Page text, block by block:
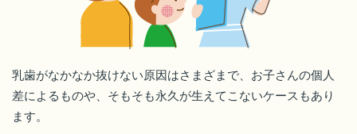
乳歯がなかなか抜けない原因はさまざまで、お子さんの個人
差によるものや、そもそも永久が生えてこないケースもあり
ます。